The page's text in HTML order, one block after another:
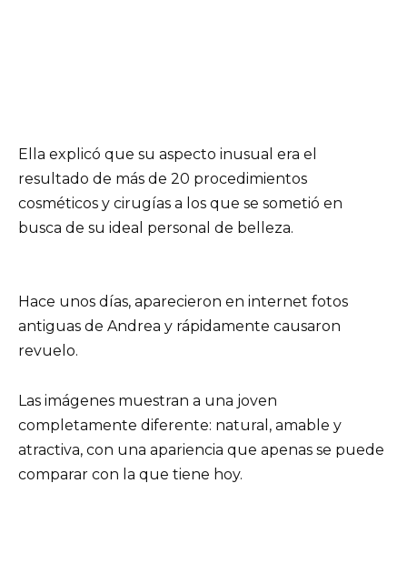
Ella explicó que su aspecto inusual era el
resultado de más de 20 procedimientos
cosméticos y cirugías a los que se sometió en
busca de su ideal personal de belleza.
Hace unos días, aparecieron en internet fotos
antiguas de Andrea y rápidamente causaron
revuelo.
Las imágenes muestran a una joven
completamente diferente: natural, amable y
atractiva, con una apariencia que apenas se puede
comparar con la que tiene hoy.